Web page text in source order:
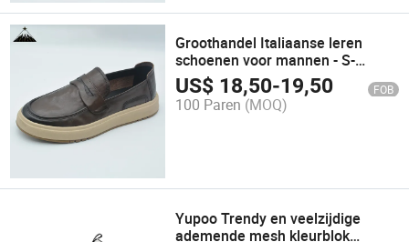
Groothandel Italiaanse leren
schoenen voor mannen - S-
Schoenen jeugdmode comfort
luxe loafers schoen Jinjiang
schoeisel prijs
US$ 18,50-19,50 FOB
100 Paren (MOQ)
Yupoo Trendy en veelzijdige
ademende mesh kleurblok